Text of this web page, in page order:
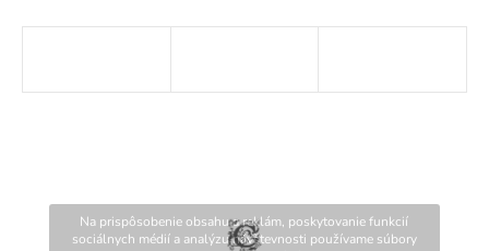
Na prispôsobenie obsahu a reklám, poskytovanie funkcií
sociálnych médií a analýzu návštevnosti používame súbory